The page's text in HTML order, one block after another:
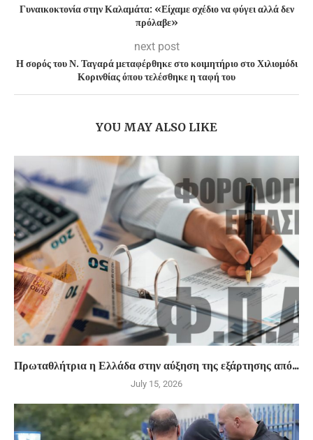
Γυναικοκτονία στην Καλαμάτα: «Είχαμε σχέδιο να φύγει αλλά δεν
πρόλαβε»
next post
Η σορός του Ν. Ταγαρά μεταφέρθηκε στο κοιμητήριο στο Χιλιομόδι
Κορινθίας όπου τελέσθηκε η ταφή του
YOU MAY ALSO LIKE
Πρωταθλήτρια η Ελλάδα στην αύξηση της εξάρτησης από...
July 15, 2026